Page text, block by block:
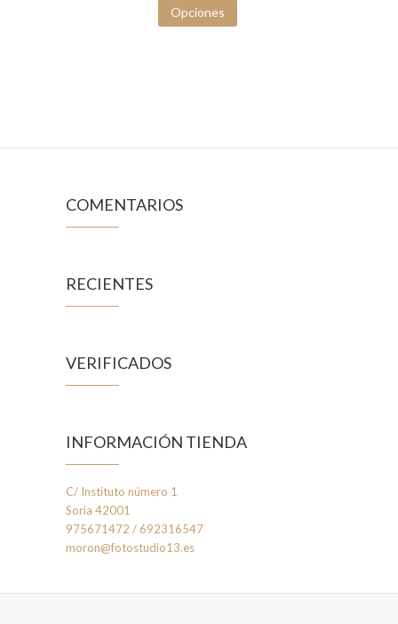
Opciones
COMENTARIOS
RECIENTES
VERIFICADOS
INFORMACIÓN TIENDA
C/ Instituto número 1
Soria 42001
975671472 / 692316547
moron@fotostudio13.es